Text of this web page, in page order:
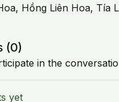
Hồng Liên Hoa, Tía
(0)
in the
yet